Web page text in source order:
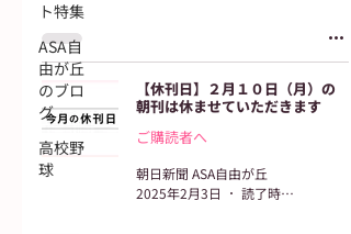
ト特集
ASA自
由が丘
のブロ
グ
高校野
球
【休刊日】２月１０日（月）の
朝刊は休ませていただきます
ご購読者へ
朝日新聞 ASA自由が丘
2025年2月3日
読了時間: 2分